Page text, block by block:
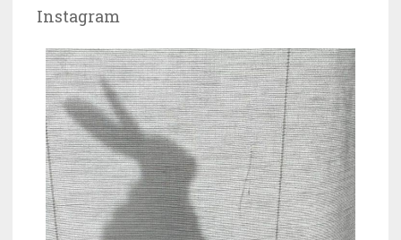
Instagram